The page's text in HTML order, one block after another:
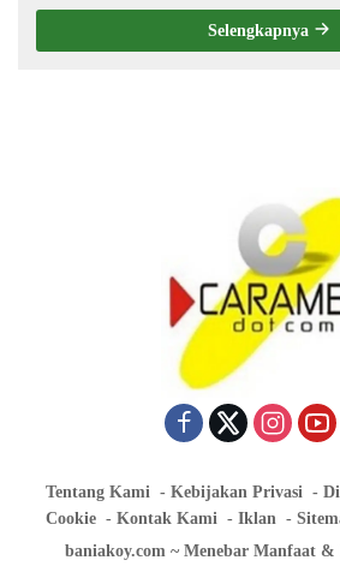
Selengkapnya
Tentang Kami Kebijakan Privasi
Cookie
Kontak Kami Iklan
baniakoy.com ~ Menebar Manfaat